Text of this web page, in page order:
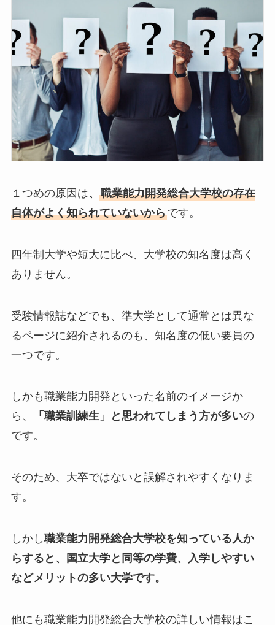
１つめの原因は、 職業能力開発総合大学校の存在
自体がよく知られていないからです。
四年制大学や短大に比べ、大学校の知名度は高く
ありません。
受験情報誌などでも、準大学として通常とは異な
るページに紹介されるのも、知名度の低い要員の
一つです。
しかも職業能力開発といった名前のイメージか
ら、
「職業訓練生」と思われてしまう方が多いの
です。
そのため、大卒ではないと誤解されやすくなりま
す。
しかし職業能力開発総合大学校を知っている人か
らすると、国立大学と同等の学費、入学しやすい
などメリットの多い大学です。
他にも職業能力開発総合大学校の詳しい情報はこ